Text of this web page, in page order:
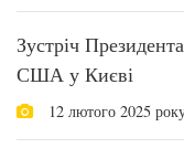
Зустріч
США у Києві
12 лютого 2025